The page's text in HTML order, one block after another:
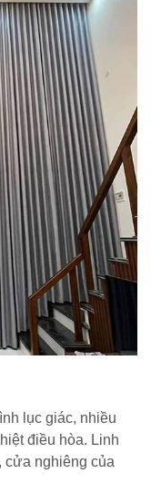
lục giác, nhiều
điều hòa. Linh
cửa nghiêng của